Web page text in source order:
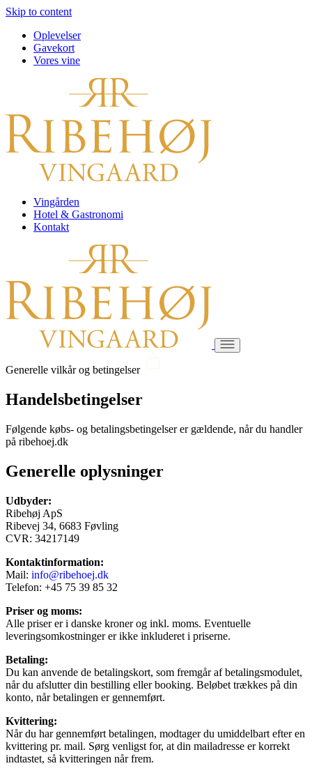
Skip to content
Oplevelser
Gavekort
Vores vine
Vingården
Hotel & Gastronomi
Kontakt
Generelle vilkår og betingelser
Handelsbetingelser
Følgende købs- og betalingsbetingelser er gældende, når du handler
på ribehoej.dk
Generelle oplysninger
Udbyder:
Ribehøj ApS
Ribevej 34, 6683 Føvling
CVR: 34217149
Kontaktinformation:
Mail: info@ribehoej.dk
Telefon: +45 75 39 85 32
Priser og moms:
Alle priser er i danske kroner og inkl. moms. Eventuelle
leveringsomkostninger er ikke inkluderet i priserne.
Betaling:
Du kan anvende de betalingskort, som fremgår af betalingsmodulet,
når du afslutter din bestilling eller booking. Beløbet trækkes på din
konto, når betalingen er gennemført.
Kvittering:
Når du har gennemført betalingen, modtager du umiddelbart efter en
kvittering pr. mail. Sørg venligst for, at din mailadresse er korrekt
indtastet, så kvitteringen når frem.